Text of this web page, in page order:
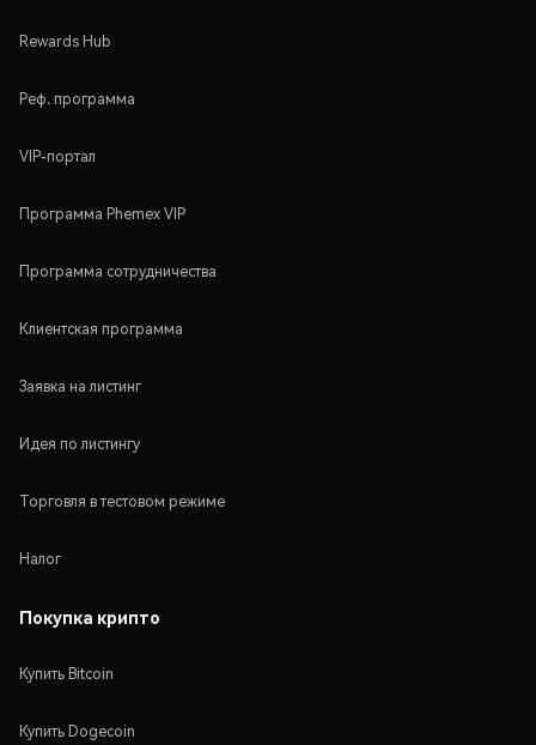
Rewards Hub
Реф. программа
VIP-портал
Программа Phemex VIP
Программа сотрудничества
Клиентская программа
Заявка на листинг
Идея по листингу
Торговля в тестовом режиме
Налог
Покупка крипто
Купить Bitcoin
Купить Dogecoin